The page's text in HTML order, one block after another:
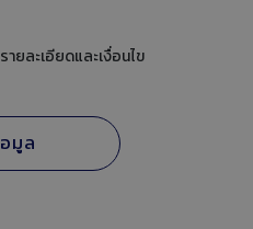
รายละเอียดและเงื่อนไข